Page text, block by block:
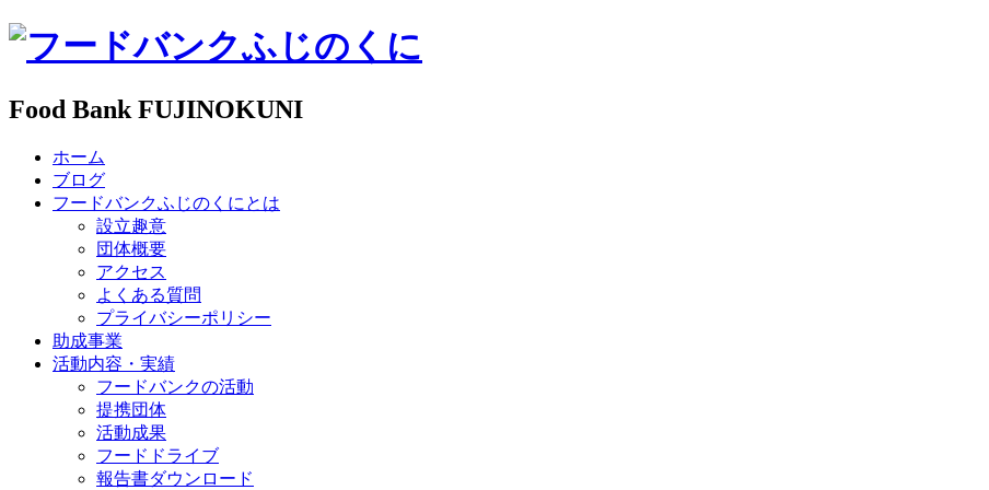
Food Bank FUJINOKUNI
ホーム
ブログ
フードバンクふじのくにとは
設立趣意
団体概要
アクセス
よくある質問
プライバシーポリシー
助成事業
活動内容・実績
フードバンクの活動
提携団体
活動成果
フードドライブ
報告書ダウンロード